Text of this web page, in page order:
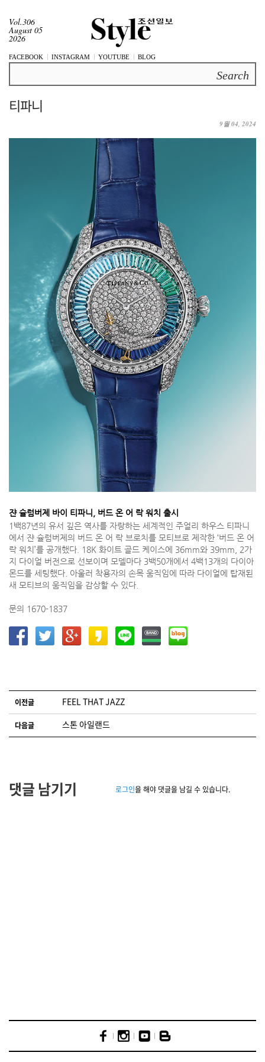
Vol.306
August 05
2026
FACEBOOK INSTAGRAM YOUTUBE BLOG
티파니
9월 04, 2024
쟌 슐럼버제 바이 티파니, 버드 온 어 락 워치 출시
1백87년의 유서 깊은 역사를 자랑하는 세계적인 주얼리 하우스 티파니
에서 쟌 슐럼버제의 버드 온 어 락 브로치를 모티브로 제작한 ‘버드 온 어
락 워치’를 공개했다. 18K 화이트 골드 케이스에 36mm와 39mm, 2가
지 다이얼 버전으로 선보이며 모델마다 3백50개에서 4백13개의 다이아
몬드를 세팅했다. 아울러 착용자의 손목 움직임에 따라 다이얼에 탑재된
새 모티브의 움직임을 감상할 수 있다.
문의 1670-1837
글 네비게이션
이전글 FEEL THAT JAZZ
다음글 스톤 아일랜드
댓글 남기기 로그인을 해야 댓글을 남길 수 있습니다.